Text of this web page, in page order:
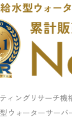
ィングリサーチ機
ウォーターサーバ